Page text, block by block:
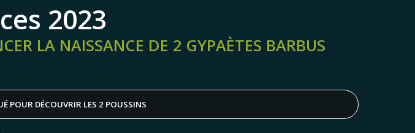
2023
LA NAISSANCE DE 2 GYPAÈTES BARBUS
POUR DÉCOUVRIR LES 2 POUSSINS